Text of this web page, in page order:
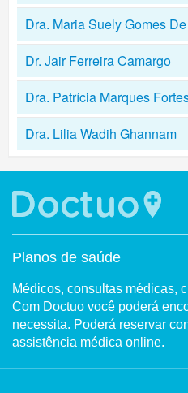
Dra. Maria Suely Gomes
Dr. Jair Ferreira Camargo
Dra. Patrícia Marques
Dra. Lilia Wadih Ghannam
Planos de saúde
Médicos, consultas médicas,
Com Doctuo você poderá
necessita. Poderá reservar
assistência médica online.